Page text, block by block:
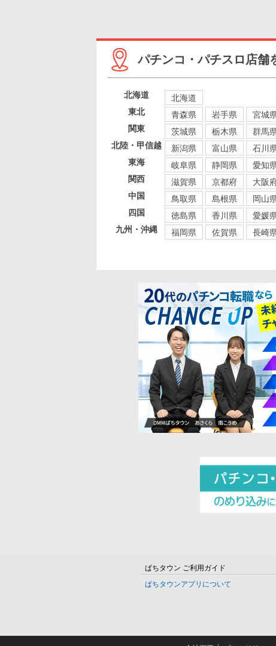
パチンコ・パチスロ店舗
北海道
北海道
東北
青森県 岩手県 宮城
関東
茨城県 栃木県 群馬
北陸・甲信越
新潟県 富山県 石川
東海
岐阜県 静岡県 愛知
関西
滋賀県 京都府 大阪
中国
鳥取県 島根県 岡山
四国
徳島県 香川県 愛媛
九州・沖縄
福岡県 佐賀県 長崎
ぱちタウン ご利用ガイド
ぱちタウンアプリについて